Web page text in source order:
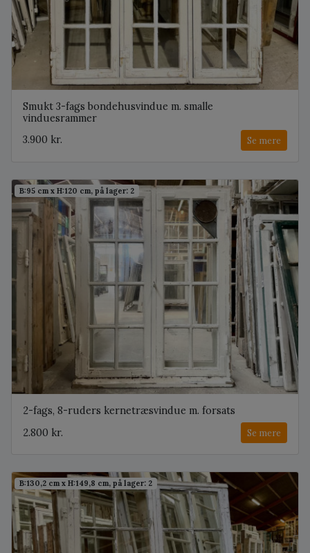
Smukt 3-fags bondehusvindue m. smalle
vinduesrammer
3.900 kr.
Se mere
B:95 cm x H:120 cm, på lager: 2
2-fags, 8-ruders kernetræsvindue m. forsats
2.800 kr.
Se mere
B:130,2 cm x H:149,8 cm, på lager: 2